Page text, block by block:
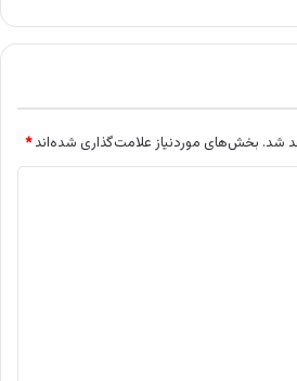
شد. بخش‌های موردنیاز علامت‌گذاری شده‌اند*